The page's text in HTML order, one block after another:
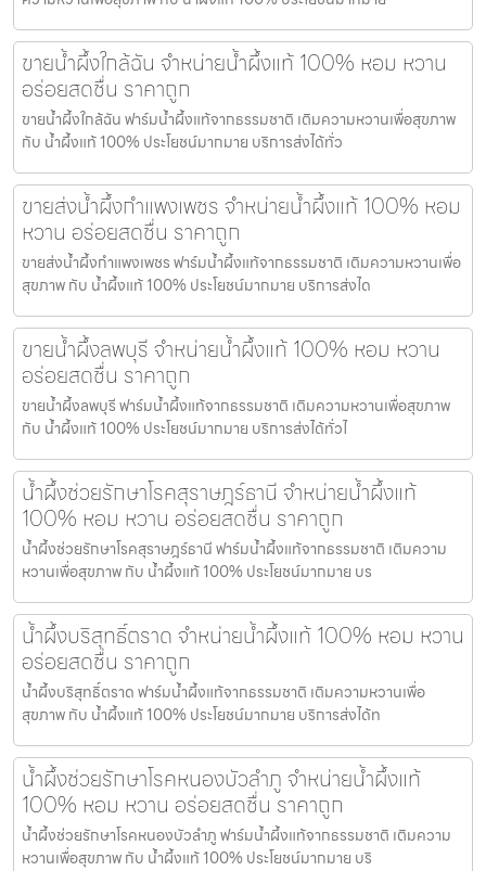
ขายน้ำผึ้งใกล้ฉัน จำหน่ายน้ำผึ้งแท้ 100% หอม หวาน
อร่อยสดชื่น ราคาถูก
ขายน้ำผึ้งใกล้ฉัน ฟาร์มน้ำผึ้งแท้จากธรรมชาติ เติมความหวานเพื่อสุขภาพ
กับ น้ำผึ้งแท้ 100% ประโยชน์มากมาย บริการส่งได้ทั่ว
ขายส่งน้ำผึ้งกำแพงเพชร จำหน่ายน้ำผึ้งแท้ 100% หอม
หวาน อร่อยสดชื่น ราคาถูก
ขายส่งน้ำผึ้งกำแพงเพชร ฟาร์มน้ำผึ้งแท้จากธรรมชาติ เติมความหวานเพื่อ
สุขภาพ กับ น้ำผึ้งแท้ 100% ประโยชน์มากมาย บริการส่งได
ขายน้ำผึ้งลพบุรี จำหน่ายน้ำผึ้งแท้ 100% หอม หวาน
อร่อยสดชื่น ราคาถูก
ขายน้ำผึ้งลพบุรี ฟาร์มน้ำผึ้งแท้จากธรรมชาติ เติมความหวานเพื่อสุขภาพ
กับ น้ำผึ้งแท้ 100% ประโยชน์มากมาย บริการส่งได้ทั่วไ
น้ำผึ้งช่วยรักษาโรคสุราษฎร์ธานี จำหน่ายน้ำผึ้งแท้
100% หอม หวาน อร่อยสดชื่น ราคาถูก
น้ำผึ้งช่วยรักษาโรคสุราษฎร์ธานี ฟาร์มน้ำผึ้งแท้จากธรรมชาติ เติมความ
หวานเพื่อสุขภาพ กับ น้ำผึ้งแท้ 100% ประโยชน์มากมาย บร
น้ำผึ้งบริสุทธิ์ตราด จำหน่ายน้ำผึ้งแท้ 100% หอม หวาน
อร่อยสดชื่น ราคาถูก
น้ำผึ้งบริสุทธิ์ตราด ฟาร์มน้ำผึ้งแท้จากธรรมชาติ เติมความหวานเพื่อ
สุขภาพ กับ น้ำผึ้งแท้ 100% ประโยชน์มากมาย บริการส่งได้ท
น้ำผึ้งช่วยรักษาโรคหนองบัวลำภู จำหน่ายน้ำผึ้งแท้
100% หอม หวาน อร่อยสดชื่น ราคาถูก
น้ำผึ้งช่วยรักษาโรคหนองบัวลำภู ฟาร์มน้ำผึ้งแท้จากธรรมชาติ เติมความ
หวานเพื่อสุขภาพ กับ น้ำผึ้งแท้ 100% ประโยชน์มากมาย บริ